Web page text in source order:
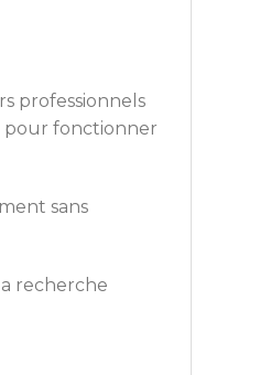
professionnels
pour fonctionner
sans
recherche